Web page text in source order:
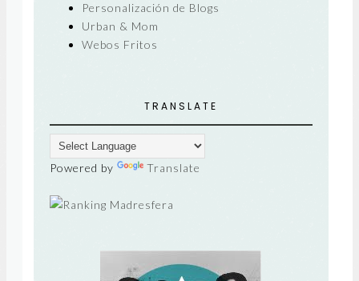
Personalización de Blogs
Urban & Mom
Webos Fritos
TRANSLATE
Powered by Translate